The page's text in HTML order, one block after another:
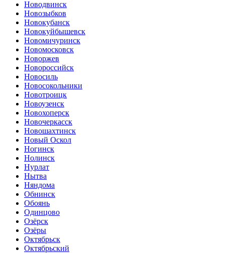
Новодвинск
Новозыбков
Новокубанск
Новокуйбышевск
Новомичуринск
Новомосковск
Новоржев
Новороссийск
Новосиль
Новосокольники
Новотроицк
Новоузенск
Новохоперск
Новочеркасск
Новошахтинск
Новый Оскол
Ногинск
Нолинск
Нурлат
Нытва
Няндома
Обнинск
Обоянь
Одинцово
Озёрск
Озёры
Октябрьск
Октябрьский